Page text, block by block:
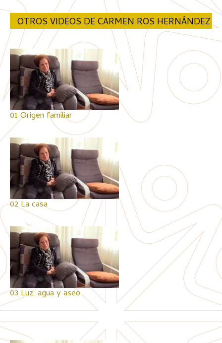
OTROS VIDEOS DE CARMEN ROS HERNÁNDEZ
01 Origen familiar
02 La casa
03 Luz, agua y aseo